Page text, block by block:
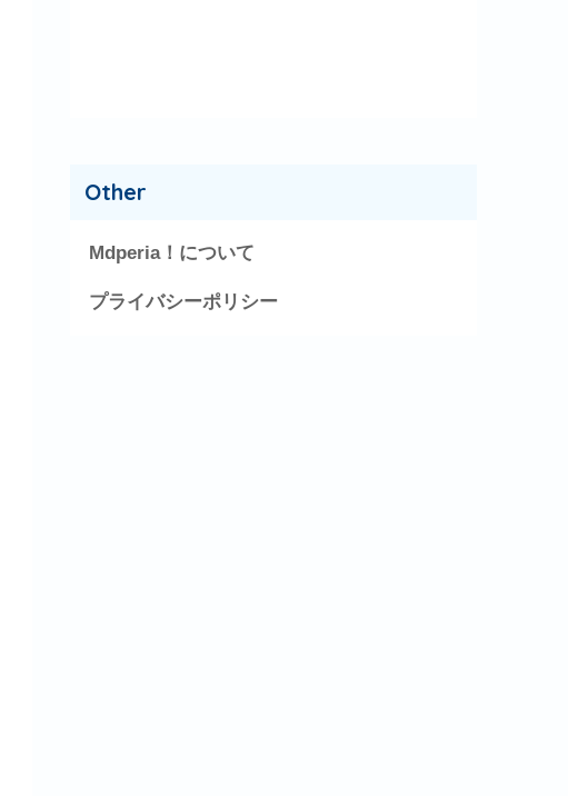
Other
Mdperia！について
プライバシーポリシー